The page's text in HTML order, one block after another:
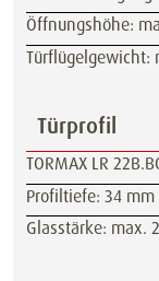
Öffnungshöhe:
Türflügelgewicht:
Türprofil
TORMAX LR
Profiltiefe: 34 mm
Glasstärke: max.